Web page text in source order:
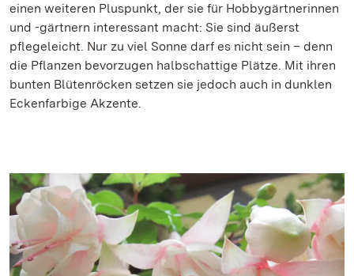
einen weiteren Pluspunkt, der sie für Hobbygärtnerinnen
und -gärtnern interessant macht: Sie sind äußerst
pflegeleicht. Nur zu viel Sonne darf es nicht sein – denn
die Pflanzen bevorzugen halbschattige Plätze. Mit ihren
bunten Blütenröcken setzen sie jedoch auch in dunklen
Eckenfarbige Akzente.